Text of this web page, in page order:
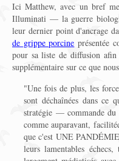
Ici Matthew, avec un bref
Illuminati — la guerre
leur dernier point d'ancrage
de grippe porcine présentée
pour sa liste de diffusion afin
supplémentaire sur ce que
"Une fois de plus, les
sont déchaînées dans
stratégie — commande
comme auparavant,
que c'est UNE PANDÉMIE
leurs lamentables